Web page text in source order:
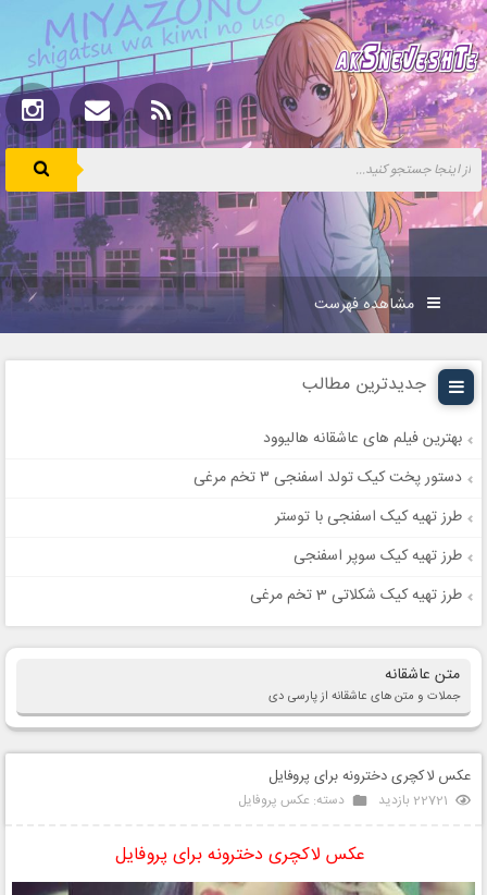
مشاهده فهرست
جدیدترین مطالب
بهترین فیلم های عاشقانه هالیوود
دستور پخت کیک تولد اسفنجی ۳ تخم مرغی
طرز تهیه کیک اسفنجی با توستر
طرز تهیه کیک سوپر اسفنجی
طرز تهیه کیک شکلاتی 3 تخم مرغی
متن عاشقانه
جملات و متن های عاشقانه از پارسی دی
عکس لاکچری دخترونه برای پروفایل
22721 بازدید دسته: عکس پروفایل
عکس لاکچری دخترونه برای پروفایل